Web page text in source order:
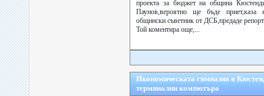
проекта за бюджет на община
Паунов,вероятно ще бъде
общински съветник от ДСБ,предаде
Той коментира още,...
Икономическата гимназия в
терминални компютъра